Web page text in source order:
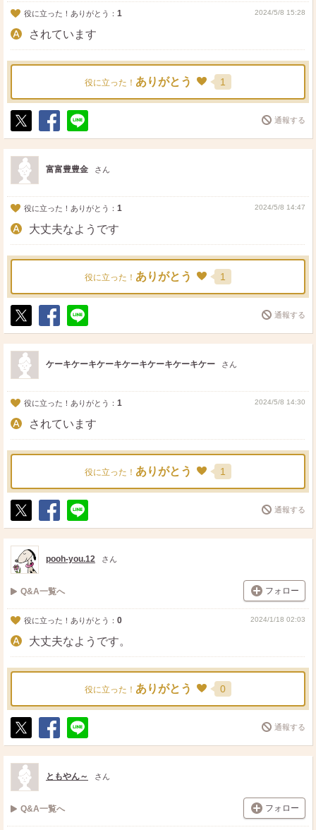
役に立った！ありがとう： 1 2024/5/8 15:28
されています
役に立った！ ありがとう 1
ポ
ス
ト
シ
ェ
送
る
通報する
富富豊豊金 さん
役に立った！ありがとう： 1 2024/5/8 14:47
大丈夫なようです
役に立った！ ありがとう 1
ポ
ス
ト
シ
ェ
送
る
通報する
ケーキケーキケーキケーキケーキケーキケー さん
役に立った！ありがとう： 1 2024/5/8 14:30
されています
役に立った！ ありがとう 1
ポ
ス
ト
シ
ェ
送
る
通報する
pooh-you.12 さん
Q&A一覧へ フォロー
役に立った！ありがとう： 0 2024/1/18 02:03
大丈夫なようです。
役に立った！ ありがとう 0
ポ
ス
ト
シ
ェ
送
る
通報する
ともやん～ さん
Q&A一覧へ フォロー